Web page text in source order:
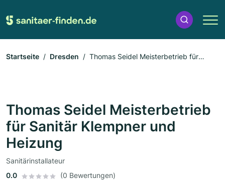
Startseite Dresden
Thomas Seidel Meisterbetrieb für
Thomas Seidel Meisterbetrieb
für Sanitär Klempner und
Heizung
Sanitärinstallateur
0.0
(0 Bewertungen)